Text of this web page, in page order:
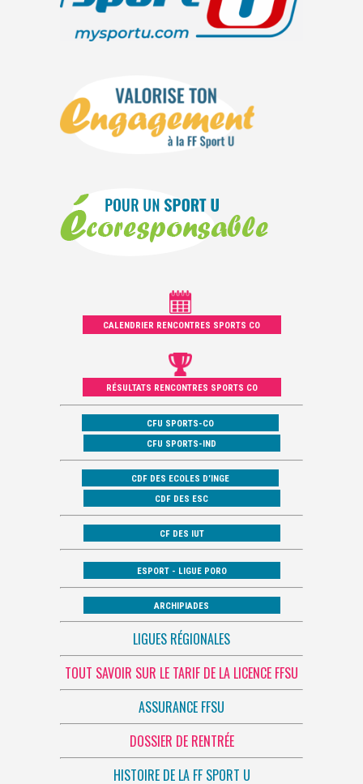
CALENDRIER RENCONTRES SPORTS CO
RÉSULTATS RENCONTRES SPORTS CO
CFU SPORTS-CO
CFU SPORTS-IND
CDF DES ECOLES D’INGE
CDF DES ESC
CF DES IUT
ESPORT - LIGUE PORO
ARCHIPIADES
LIGUES RÉGIONALES
TOUT SAVOIR SUR LE TARIF DE LA LICENCE FFSU
ASSURANCE FFSU
DOSSIER DE RENTRÉE
HISTOIRE DE LA FF SPORT U